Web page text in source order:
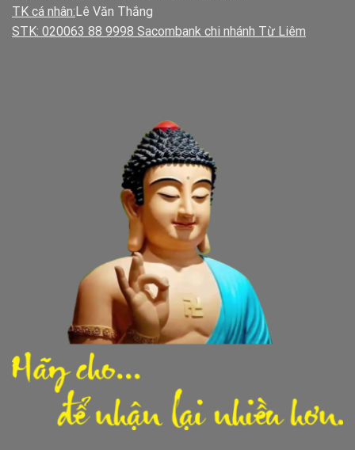
TK cá nhân:Lê Văn Thắng
STK: 020063 88 9998 Sacombank chi nhánh Từ Liêm